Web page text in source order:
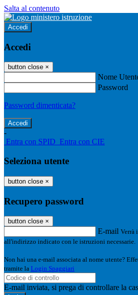
Salta al contenuto
Accedi
Accedi
button close ×
Nome
Password
Password dimenticata?
-
Entra con SPID Entra con CIE
Seleziona utente
button close ×
Recupero password
button close ×
E-mail Verrà
all'indirizzo indicato con le istruzioni necessarie.
Non hai una e-mail associata al nome utente?
tramite la Login Spaggiari
E-mail inviata, si prega di controllare la